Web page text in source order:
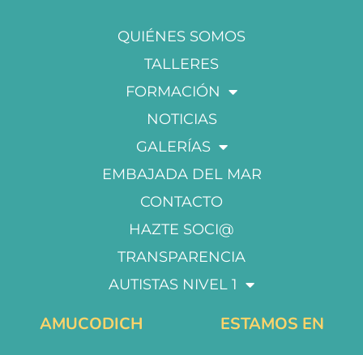
QUIÉNES SOMOS
TALLERES
FORMACIÓN
NOTICIAS
GALERÍAS
EMBAJADA DEL MAR
CONTACTO
HAZTE SOCI@
TRANSPARENCIA
AUTISTAS NIVEL 1
AMUCODICH ESTAMOS EN